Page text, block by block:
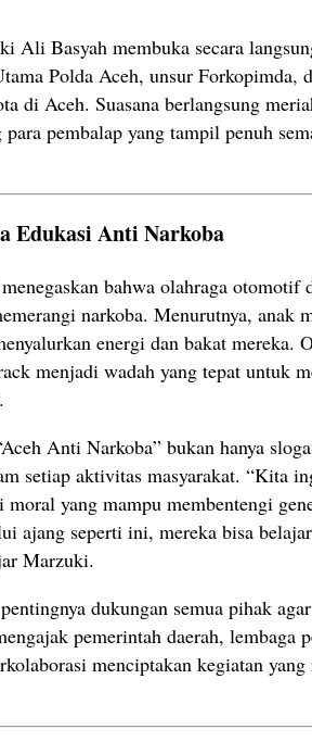
Ali Basyah membuka secara
Polda Aceh, unsur Forkopimda,
di Aceh. Suasana berlangsung
pembalap yang tampil penuh
Edukasi Anti Narkoba
bahwa olahraga otomotif
narkoba. Menurutnya, anak
energi dan bakat mereka.
menjadi wadah yang tepat untuk
Anti Narkoba” bukan hanya
setiap aktivitas masyarakat. “Kita
yang mampu membentengi
ajang seperti ini, mereka bisa
Marzuki.
dukungan semua pihak
pemerintah daerah, lembaga
menciptakan kegiatan yang